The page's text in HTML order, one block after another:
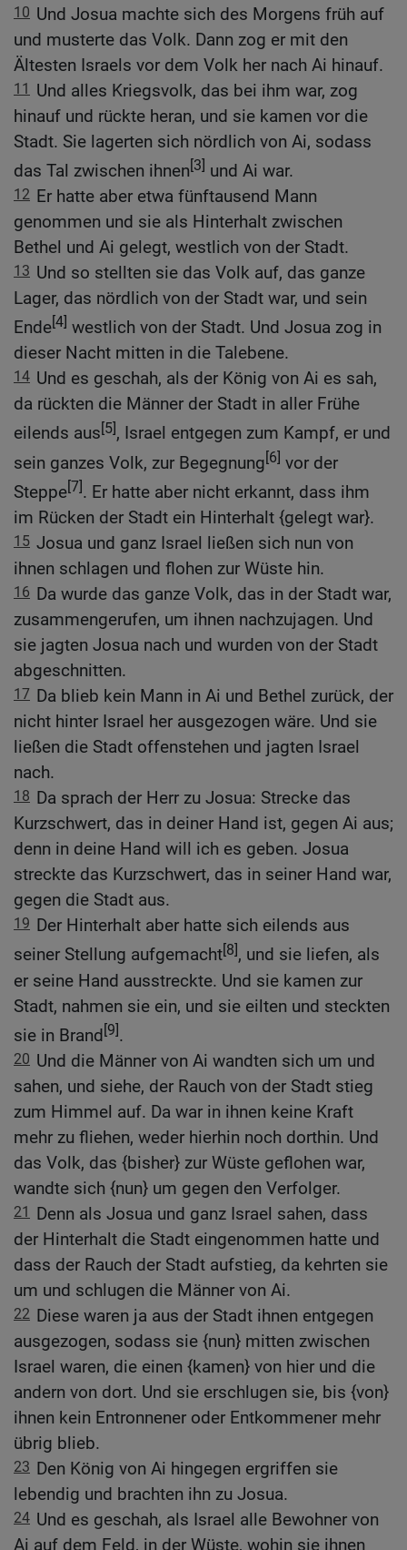
10 Und Josua machte sich des Morgens früh auf
und musterte das Volk. Dann zog er mit den
Ältesten Israels vor dem Volk her nach Ai hinauf.
11 Und alles Kriegsvolk, das bei ihm war, zog
hinauf und rückte heran, und sie kamen vor die
Stadt. Sie lagerten sich nördlich von Ai, sodass
das Tal zwischen ihnen[3] und Ai war.
12 Er hatte aber etwa fünftausend Mann
genommen und sie als Hinterhalt zwischen
Bethel und Ai gelegt, westlich von der Stadt.
13 Und so stellten sie das Volk auf, das ganze
Lager, das nördlich von der Stadt war, und sein
Ende[4] westlich von der Stadt. Und Josua zog in
dieser Nacht mitten in die Talebene.
14 Und es geschah, als der König von Ai es sah,
da rückten die Männer der Stadt in aller Frühe
eilends aus[5], Israel entgegen zum Kampf, er und
sein ganzes Volk, zur Begegnung[6] vor der
Steppe[7]. Er hatte aber nicht erkannt, dass ihm
im Rücken der Stadt ein Hinterhalt {gelegt war}.
15 Josua und ganz Israel ließen sich nun von
ihnen schlagen und flohen zur Wüste hin.
16 Da wurde das ganze Volk, das in der Stadt war,
zusammengerufen, um ihnen nachzujagen. Und
sie jagten Josua nach und wurden von der Stadt
abgeschnitten.
17 Da blieb kein Mann in Ai und Bethel zurück, der
nicht hinter Israel her ausgezogen wäre. Und sie
ließen die Stadt offenstehen und jagten Israel
nach.
18 Da sprach der Herr zu Josua: Strecke das
Kurzschwert, das in deiner Hand ist, gegen Ai aus;
denn in deine Hand will ich es geben. Josua
streckte das Kurzschwert, das in seiner Hand war,
gegen die Stadt aus.
19 Der Hinterhalt aber hatte sich eilends aus
seiner Stellung aufgemacht[8], und sie liefen, als
er seine Hand ausstreckte. Und sie kamen zur
Stadt, nahmen sie ein, und sie eilten und steckten
sie in Brand[9].
20 Und die Männer von Ai wandten sich um und
sahen, und siehe, der Rauch von der Stadt stieg
zum Himmel auf. Da war in ihnen keine Kraft
mehr zu fliehen, weder hierhin noch dorthin. Und
das Volk, das {bisher} zur Wüste geflohen war,
wandte sich {nun} um gegen den Verfolger.
21
Denn als Josua und ganz Israel sahen, dass
der Hinterhalt die Stadt eingenommen hatte und
dass der Rauch der Stadt aufstieg, da kehrten sie
um und schlugen die Männer von Ai.
22 Diese waren ja aus der Stadt ihnen entgegen
ausgezogen, sodass sie {nun} mitten zwischen
Israel waren, die einen {kamen} von hier und die
andern von dort. Und sie erschlugen sie, bis {von}
ihnen kein Entronnener oder Entkommener mehr
übrig blieb.
23 Den König von Ai hingegen ergriffen sie
lebendig und brachten ihn zu Josua.
24 Und es geschah, als Israel alle Bewohner von
Ai auf dem Feld, in der Wüste, wohin sie ihnen